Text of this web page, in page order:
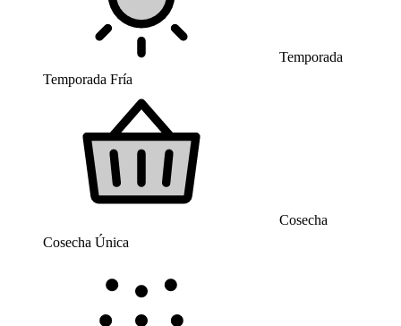
Temporada
Temporada Fría
Cosecha
Cosecha Única